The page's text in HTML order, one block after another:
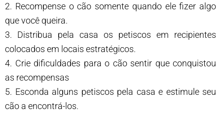
2. Recompense o cão somente quando ele fizer algo
que você queira.
3. Distribua pela casa os petiscos em recipientes
colocados em locais estratégicos.
4. Crie dificuldades para o cão sentir que conquistou
as recompensas
5. Esconda alguns petiscos pela casa e estimule seu
cão a encontrá-los.